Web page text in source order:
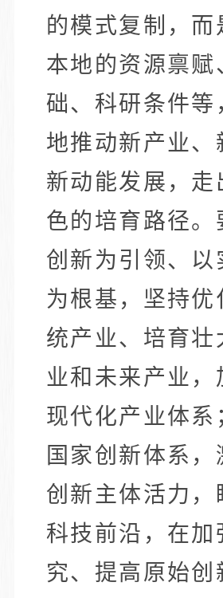
的模式复制，而
本地的资源禀赋
础、科研条件等
地推动新产业、
新动能发展，走
色的培育路径。
创新为引领、以
为根基，坚持优
统产业、培育壮
业和未来产业，
现代化产业体系
国家创新体系，
创新主体活力，
科技前沿，在加
究、提高原始创